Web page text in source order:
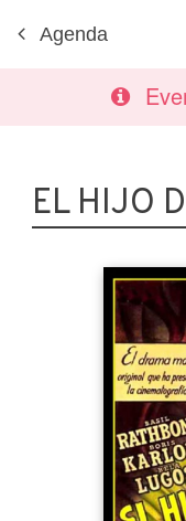
Agenda
EL HIJO